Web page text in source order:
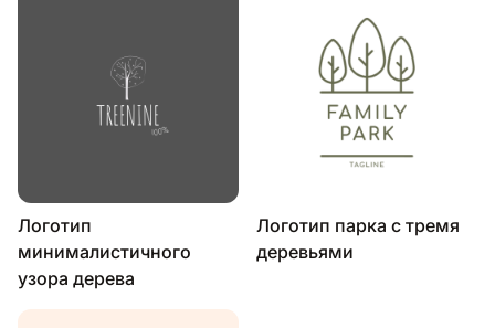
Логотип
минималистичного
узора дерева
Логотип парка с тремя
деревьями